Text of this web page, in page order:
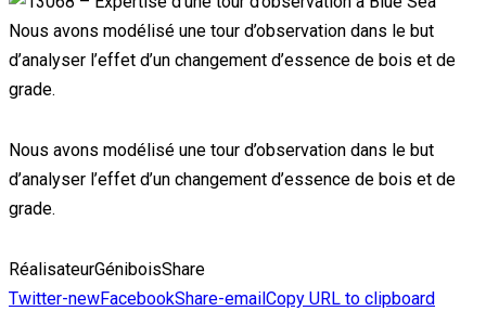
Nous avons modélisé une tour d’observation dans le but
d’analyser l’effet d’un changement d’essence de bois et de
grade.
Nous avons modélisé une tour d’observation dans le but
d’analyser l’effet d’un changement d’essence de bois et de
grade.
RéalisateurGéniboisShare
Twitter-newFacebookShare-emailCopy URL to clipboard